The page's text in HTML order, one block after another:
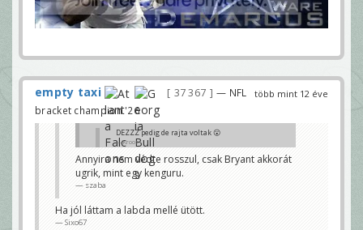
több mint 12 éve
empty taxi 37 367
— NFL
bracket champion '26
DEZZZ pedig de rajta voltak 😮
Kroos
Csak Richard Marshall, az olyan mintha üresen lett
volna.
Annyira nem védte rosszul, csak Bryant akkorát
ugrik, mint egy kenguru.
szaba
Ha jól láttam a labda mellé ütött.
Sixo67